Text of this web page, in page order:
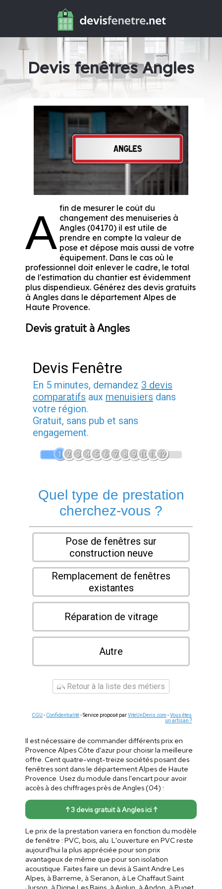
Devis fenêtres Angles
A fin de mesurer le coût du
changement des menuiseries à
Angles (04170) il est utile de
prendre en compte la valeur de
pose et dépose mais aussi de votre
équipement. Dans le cas où le
professionnel doit enlever le cadre, le total
de l'estimation du chantier est évidemment
plus dispendieux. Générez des devis gratuits
à Angles dans le département Alpes de
Haute Provence.
Devis gratuit à Angles
Devis Fenêtre
En 5 minutes, demandez 3 devis
comparatifs aux menuisiers dans
votre région.
Gratuit, sans pub et sans
engagement.
1 2 3 4 5 6 7 8 9 1011 12
Quel type de prestation
cherchez-vous ?
Pose de fenêtres sur
construction neuve
Remplacement de fenêtres
existantes
Réparation de vitrage
Autre
Retour à la liste des métiers
CGU - Confidentialité- Service proposé parViteUnDevis.com -Vous êtes
un artisan ?
Il est nécessaire de commander différents prix en
Provence Alpes Côte d'azur pour choisir la meilleure
offre. Cent quatre-vingt-treize sociétés posant des
fenêtres sont dans le département Alpes de Haute
Provence. Usez du module dans l'encart pour avoir
accès à des chiffrages près de Angles (04) :
↑ 3 devis gratuit à Angles ici ↑
Le prix de la prestation variera en fonction du modèle
de fenêtre : PVC, bois, alu. L'ouverture en PVC reste
aujourd'hui la plus appréciée pour son prix
avantageux de même que pour son isolation
acoustique. Faites faire un devis à Saint Andre Les
Alpes, à Barreme, à Seranon, à Le Chaffaut Saint